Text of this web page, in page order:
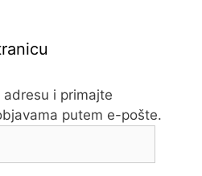
i primajte
putem e-pošte.